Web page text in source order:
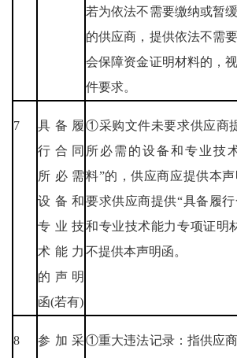
若为依法不需要缴纳或暂
的供应商，提供依法不需
会保障资金证明材料的，
件要求。
7
具备履
行合同
所必需
设备和
专业技
术能力
的声明
函(若有)
①采购文件未要求供应商
所必需的设备和专业技
料”的，供应商应提供本
要求供应商提供“具备履
和专业技术能力专项证明
不提供本声明函。
8
参加采①重大违法记录：指供应